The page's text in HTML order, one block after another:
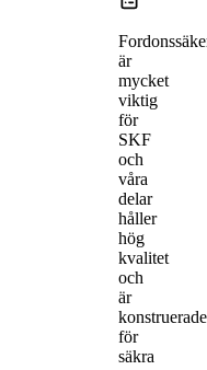
är
mycket
viktig
för
SKF
och
våra
delar
håller
hög
kvalitet
och
är
konstruerade
för
säkra